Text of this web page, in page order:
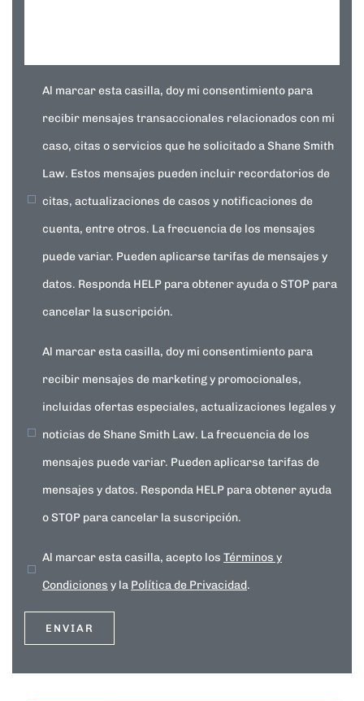
Al marcar esta casilla, doy mi consentimiento para
recibir mensajes transaccionales relacionados con mi
caso, citas o servicios que he solicitado a Shane Smith
Law. Estos mensajes pueden incluir recordatorios de
citas, actualizaciones de casos y notificaciones de
cuenta, entre otros. La frecuencia de los mensajes
puede variar. Pueden aplicarse tarifas de mensajes y
datos. Responda HELP para obtener ayuda o STOP para
cancelar la suscripción.
Al marcar esta casilla, doy mi consentimiento para
recibir mensajes de marketing y promocionales,
incluidas ofertas especiales, actualizaciones legales y
noticias de Shane Smith Law. La frecuencia de los
mensajes puede variar. Pueden aplicarse tarifas de
mensajes y datos. Responda HELP para obtener ayuda
o STOP para cancelar la suscripción.
Al marcar esta casilla, acepto los Términos y
Condiciones y la Política de Privacidad.